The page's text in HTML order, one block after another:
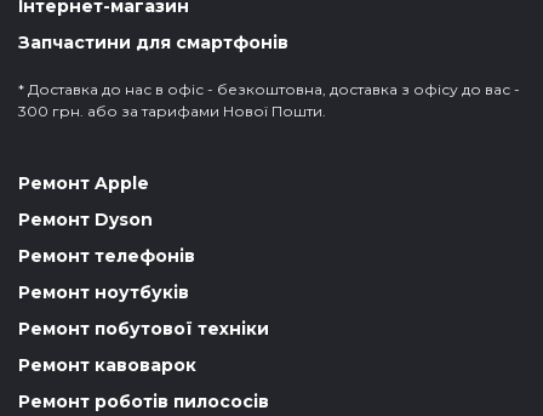
Інтернет-магазин
Запчастини для смартфонів
* Доставка до нас в офіс - безкоштовна, доставка з офісу до вас -
300 грн. або за тарифами Нової Пошти.
Ремонт Apple
Ремонт Dyson
Ремонт телефонів
Ремонт ноутбуків
Ремонт побутової техніки
Ремонт кавоварок
Ремонт роботів пилососів